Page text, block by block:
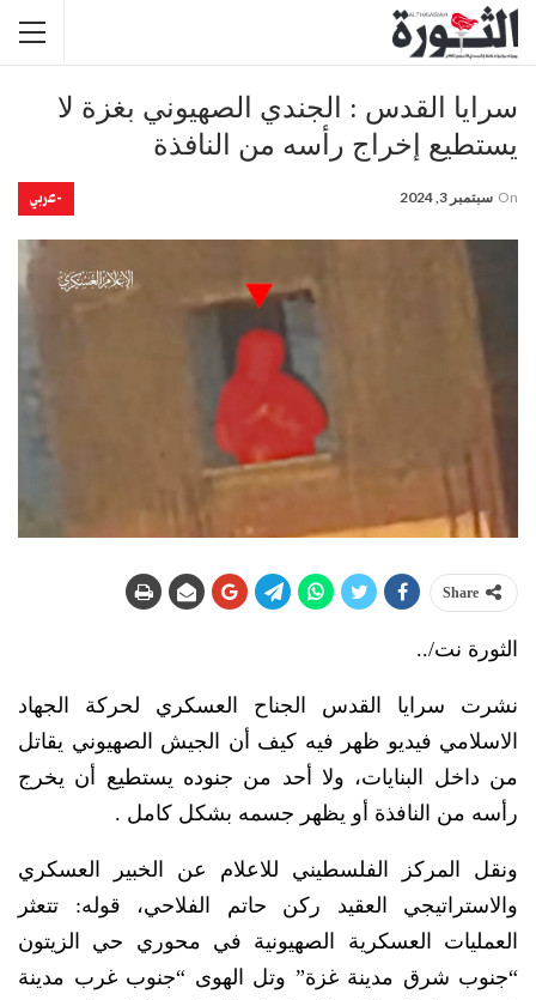
سرايا القدس : الجندي الصهيوني بغزة لا
يستطيع إخراج رأسه من النافذة
-عربي On سبتمبر 3, 2024
Share
الثورة نت/..
نشرت سرايا القدس الجناح العسكري لحركة الجهاد
الاسلامي فيديو ظهر فيه كيف أن الجيش الصهيوني يقاتل
من داخل البنايات، ولا أحد من جنوده يستطيع أن يخرج
رأسه من النافذة أو يظهر جسمه بشكل كامل .
ونقل المركز الفلسطيني للاعلام عن الخبير العسكري
والاستراتيجي العقيد ركن حاتم الفلاحي، قوله: تتعثر
العمليات العسكرية الصهيونية في محوري حي الزيتون
“جنوب شرق مدينة غزة” وتل الهوى “جنوب غرب مدينة